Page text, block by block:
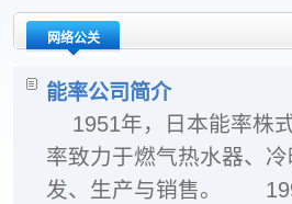
网络公关
能率公司简介
1951年，日本能率株
率致力于燃气热水器、
发、生产与销售。